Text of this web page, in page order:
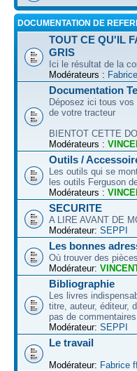
DOCUMENTATION DE
TOUT CE QU'IL
GRIS
Ici le résultat de la
Modérateurs :
Documentation
Déposez ici tous
de votre tracteur
BIENTOT CETTE
Modérateurs :
Outils /
Les outils qui se
les outils Ferguson
Modérateurs :
SECURITE
A LIRE AVANT DE
Modérateur: SEPPI
Les bonnes
Où trouver des
Modérateur:
Bibliographie
Les livres
titre, auteur, éditeur,
pas de
Modérateur: SEPPI
Le travail
Modérateur: Fabrice